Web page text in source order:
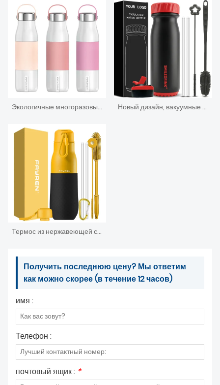
Экологичные многоразовые герметичные бутылки с водой объемом 500 мл с вакуумной изоляцией сохраняют 12 часов горячими Новый дизайн, вакуумные термосы с двойными стенками, маленькая горловина с вакуумной изоляцией, спортивная бутылка для воды из нержавеющей стали с соломенной крышкой и силиконовыми рукавами
Термос из нержавеющей стали с термосом для воды
Получить последнюю цену? Мы ответим
как можно скорее (в течение 12 часов)
имя :
Телефон :
почтовый ящик : *